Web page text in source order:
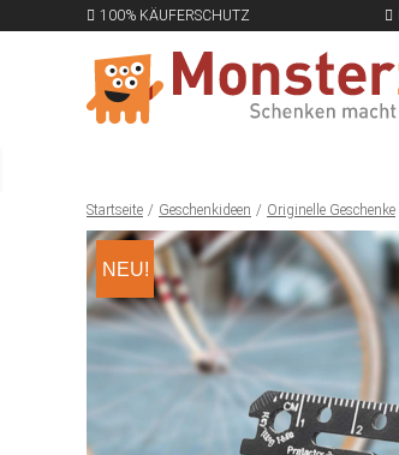
100% KÄUFERSCHUTZ
Startseite Geschenkideen Originelle Geschenke
NEU!